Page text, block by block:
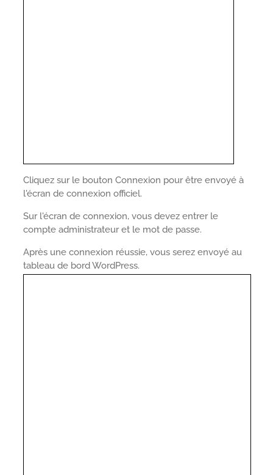
Cliquez sur le bouton Connexion pour être envoyé à
l'écran de connexion officiel.
Sur l'écran de connexion, vous devez entrer le
compte administrateur et le mot de passe.
Après une connexion réussie, vous serez envoyé au
tableau de bord WordPress.